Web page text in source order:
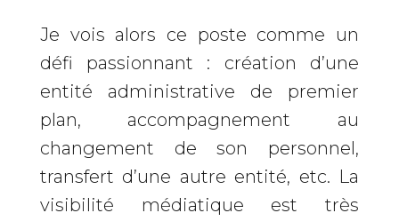
Je vois alors ce poste comme un
défi passionnant : création d’une
entité administrative de premier
plan, accompagnement au
changement de son personnel,
transfert d’une autre entité, etc. La
visibilité médiatique est très